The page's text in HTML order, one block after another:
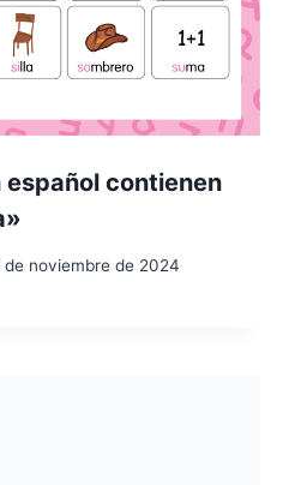
español contienen
de noviembre de 2024